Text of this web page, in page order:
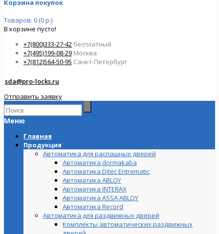
Корзина покупок
Товаров: 0 (0 р.)
В корзине пусто!
+7(800)333-27-42 бесплатный
+7(495)199-08-29 Москва
+7(812)564-50-95 Санкт-Петербург
sda@pro-locks.ru
Отправить заявку
Меню
Главная
Продукция
Автоматика для распашных дверей
Автоматика dormakaba
Автоматика Ditec Entrematic
Автоматика ABLOY
Автоматика INTERAX
Автоматика ASSA ABLOY
Автоматика Record
Автоматика для раздвижных дверей
Комплекты автоматических раздвижных